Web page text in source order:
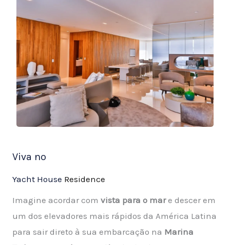
Viva no
Yacht House Residence
Imagine acordar com vista para o mare descer em
um dos elevadores mais rápidos da América Latina
para sair direto à sua embarcação na Marina